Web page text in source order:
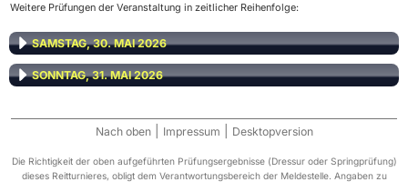
Weitere Prüfungen der Veranstaltung in zeitlicher Reihenfolge:
SAMSTAG, 30. MAI 2026
SONNTAG, 31. MAI 2026
Nach oben Impressum Desktopversion
Die Richtigkeit der oben aufgeführten Prüfungsergebnisse (Dressur oder Springprüfung)
dieses Reitturnieres, obligt dem Verantwortungsbereich der Meldestelle. Angaben zu